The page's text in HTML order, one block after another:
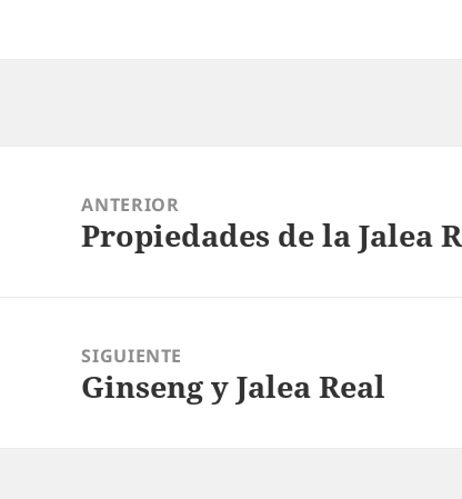
entradas
ANTERIOR
Entrada
Propiedades de la Jalea
SIGUIENTE
Entrada
Ginseng y Jalea Real